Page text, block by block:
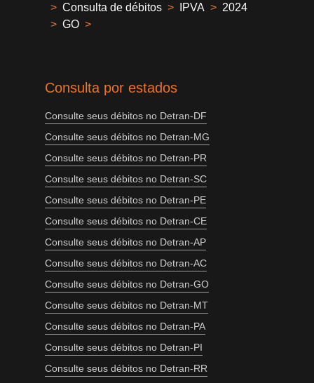
> Consulta de débitos > IPVA > 2024
> GO >
Consulta por estados
Consulte seus débitos no Detran-DF
Consulte seus débitos no Detran-MG
Consulte seus débitos no Detran-PR
Consulte seus débitos no Detran-SC
Consulte seus débitos no Detran-PE
Consulte seus débitos no Detran-CE
Consulte seus débitos no Detran-AP
Consulte seus débitos no Detran-AC
Consulte seus débitos no Detran-GO
Consulte seus débitos no Detran-MT
Consulte seus débitos no Detran-PA
Consulte seus débitos no Detran-PI
Consulte seus débitos no Detran-RR